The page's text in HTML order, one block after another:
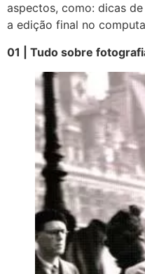
aspectos, como: dicas
a edição final no
01 | Tudo sobre